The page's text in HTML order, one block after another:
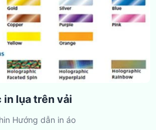
in lụa trên vải
in Hướng dẫn in áo